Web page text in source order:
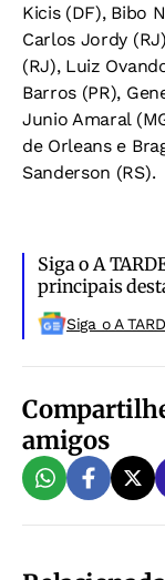
Kicis (DF), Bibo
Carlos Jordy
(RJ), Luiz
Barros (PR),
Junio Amaral
de Orleans e
Sanderson (RS).
Siga o A
principais
Siga o A
amigos